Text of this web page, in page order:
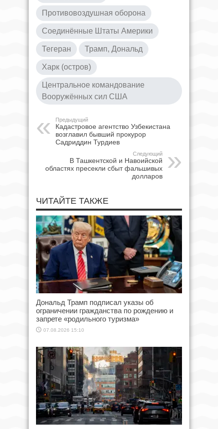
Противовоздушная оборона
Соединённые Штаты Америки
Тегеран Трамп, Дональд
Харк (остров)
Центральное командование
Вооружённых сил США
Предыдущий
Кадастровое агентство Узбекистана
возглавил бывший прокурор
Садриддин Турдиев
Следующий
В Ташкентской и Навоийской
областях пресекли сбыт фальшивых
долларов
ЧИТАЙТЕ ТАКЖЕ
Дональд Трамп подписал указы об
ограничении гражданства по рождению и
запрете «родильного туризма»
07.08.2026 15:10